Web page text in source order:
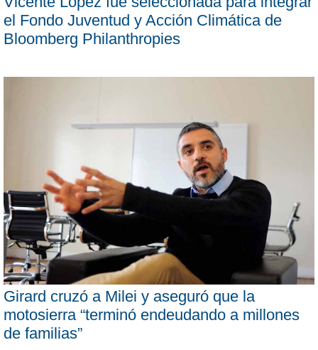
el Fondo Juventud y Acción Climática de
Bloomberg Philanthropies
Girard cruzó a Milei y aseguró que la
motosierra “terminó endeudando a millones
de familias”